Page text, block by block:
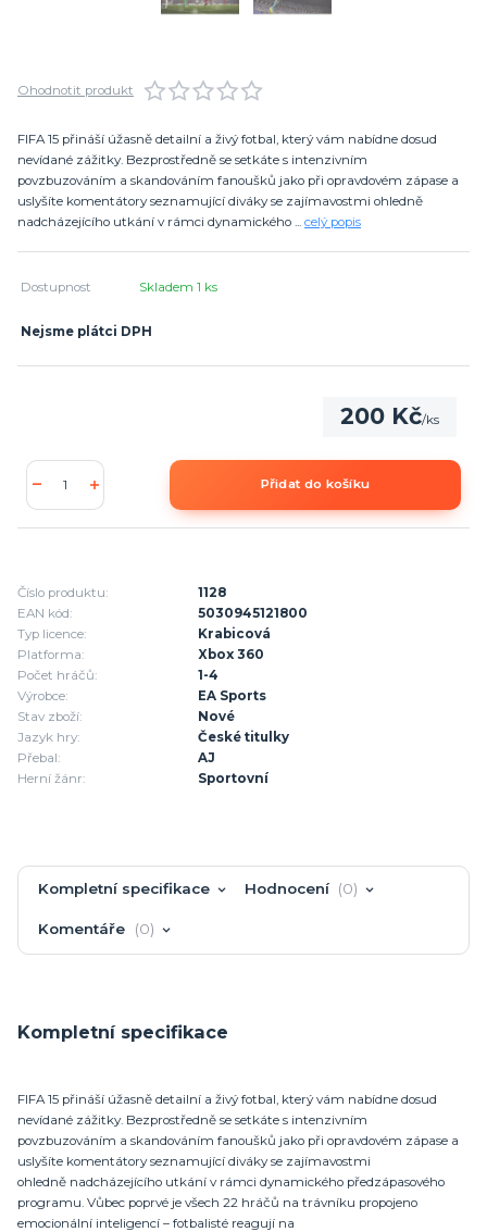
Ohodnotit produkt
FIFA 15 přináší úžasně detailní a živý fotbal, který vám nabídne dosud
nevídané zážitky. Bezprostředně se setkáte s intenzivním
povzbuzováním a skandováním fanoušků jako při opravdovém zápase a
uslyšíte komentátory seznamující diváky se zajímavostmi ohledně
nadcházejícího utkání v rámci dynamického ... celý popis
Dostupnost Skladem 1 ks
Nejsme plátci DPH
200 Kč/ks
Přidat do košíku
Číslo produktu:
1128
EAN kód:
5030945121800
Typ licence:
Krabicová
Platforma:
Xbox 360
Počet hráčů:
1-4
Výrobce:
EA Sports
Stav zboží:
Nové
Jazyk hry:
České titulky
Přebal:
AJ
Herní žánr:
Sportovní
Kompletní specifikace Hodnocení 0
Komentáře 0
Kompletní specifikace
FIFA 15 přináší úžasně detailní a živý fotbal, který vám nabídne dosud
nevídané zážitky. Bezprostředně se setkáte s intenzivním
povzbuzováním a skandováním fanoušků jako při opravdovém zápase a
uslyšíte komentátory seznamující diváky se zajímavostmi
ohledně nadcházejícího utkání v rámci dynamického předzápasového
programu. Vůbec poprvé je všech 22 hráčů na trávníku propojeno
emocionální inteligencí – fotbalisté reagují na